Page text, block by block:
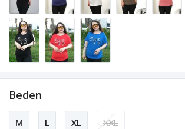
Beden
M L XL XXL